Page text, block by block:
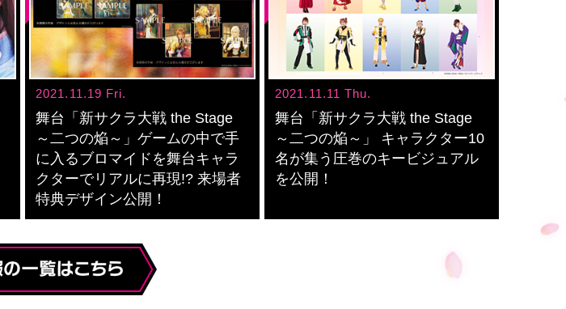
2021.11.19 Fri.
舞台「新サクラ大戦 the Stage
～二つの焔～」ゲームの中で手
に入るブロマイドを舞台キャラ
クターでリアルに再現!? 来場者
特典デザイン公開！
2021.11.11 Thu.
舞台「新サクラ大戦 the Stage
～二つの焔～」 キャラクター10
名が集う圧巻のキービジュアル
を公開！